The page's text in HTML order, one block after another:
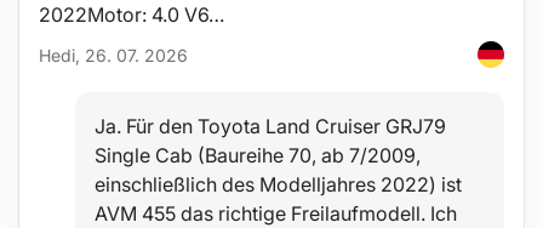
75-77/15 VW, Audi, Ford, Isuzu, Mercedes, Opel
100/15 - Isuzu, Mitsubishi
Lieferumfang:
6x 14-flankiger Schlüssel: 65 mm, 65-67 mm, 68 mm, 73 mm, 76
mm, 90 mm
6x 15-flankiger Schlüssel: 74-76 mm, 80 mm, 93 mm, 100 mm, 80-
2022Motor: 4.0 V6…
Hedi, 26. 07. 2026
Ja. Für den Toyota Land Cruiser GRJ79
Single Cab (Baureihe 70, ab 7/2009,
einschließlich des Modelljahres 2022) ist
AVM 455 das richtige Freilaufmodell. Ich